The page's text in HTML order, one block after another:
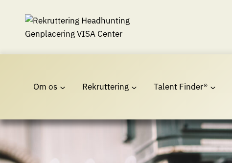
indhold
Om os Rekruttering Talent Finder®